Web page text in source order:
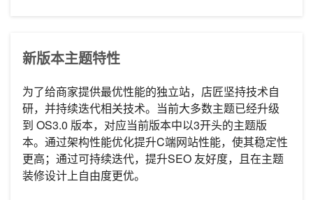
新版本主题特性
为了给商家提供最优性能的独立站，店匠坚持技术自
研，并持续迭代相关技术。当前大多数主题已经升级
到 OS3.0 版本，对应当前版本中以3开头的主题版
本。通过架构性能优化提升C端网站性能，使其稳定性
更高；通过可持续迭代，提升SEO 友好度，且在主题
装修设计上自由度更优。